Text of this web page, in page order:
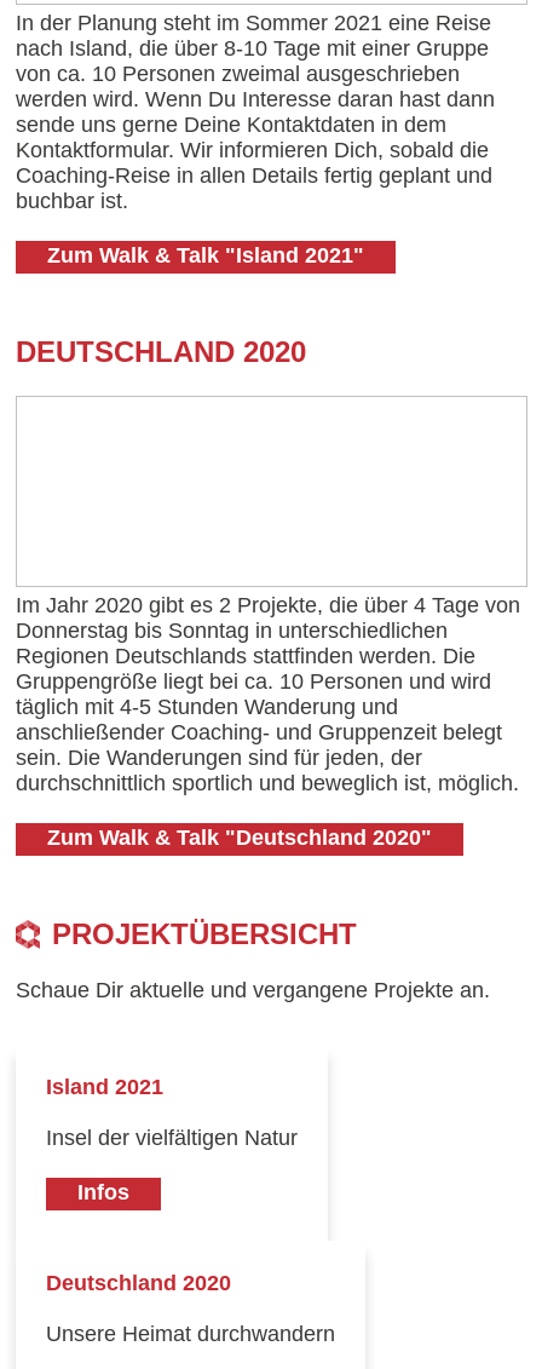
In der Planung steht im Sommer 2021 eine Reise
nach Island, die über 8-10 Tage mit einer Gruppe
von ca. 10 Personen zweimal ausgeschrieben
werden wird. Wenn Du Interesse daran hast dann
sende uns gerne Deine Kontaktdaten in dem
Kontaktformular. Wir informieren Dich, sobald die
Coaching-Reise in allen Details fertig geplant und
buchbar ist.
Zum Walk & Talk "Island 2021"
DEUTSCHLAND 2020
Im Jahr 2020 gibt es 2 Projekte, die über 4 Tage von
Donnerstag bis Sonntag in unterschiedlichen
Regionen Deutschlands stattfinden werden. Die
Gruppengröße liegt bei ca. 10 Personen und wird
täglich mit 4-5 Stunden Wanderung und
anschließender Coaching- und Gruppenzeit belegt
sein. Die Wanderungen sind für jeden, der
durchschnittlich sportlich und beweglich ist, möglich.
Zum Walk & Talk "Deutschland 2020"
PROJEKTÜBERSICHT
Schaue Dir aktuelle und vergangene Projekte an.
Island 2021
Insel der vielfältigen Natur
Infos
Deutschland 2020
Unsere Heimat durchwandern